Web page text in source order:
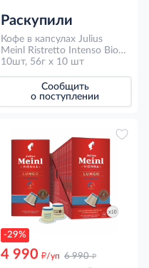
Раскупили
Кофе в капсулах Julius
Meinl Ristretto Intenso Bio
для кофемашин Nespresso
10шт, 56г x 10 шт
Сообщить
о поступлении
-29%
4 990 д/уп 6 990 д